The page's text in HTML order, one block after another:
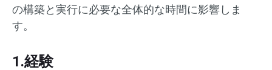
の構築と実行に必要な全体的な時間に影響しま
す。
1.経験